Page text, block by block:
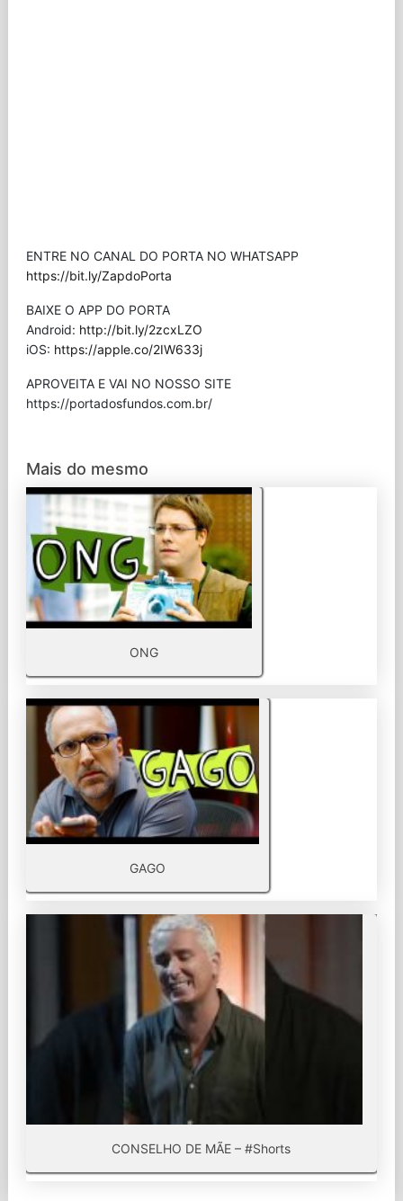
ENTRE NO CANAL DO PORTA NO WHATSAPP
https://bit.ly/ZapdoPorta
BAIXE O APP DO PORTA
Android: http://bit.ly/2zcxLZO
iOS: https://apple.co/2IW633j
APROVEITA E VAI NO NOSSO SITE
⁠https://portadosfundos.com.br/
Mais do mesmo
ONG
GAGO
CONSELHO DE MÃE – #Shorts